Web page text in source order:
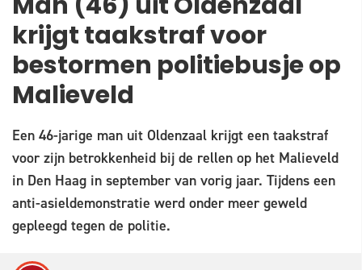
Man (46) uit Oldenzaal
krijgt taakstraf voor
bestormen politiebusje op
Malieveld
Een 46-jarige man uit Oldenzaal krijgt een taakstraf
voor zijn betrokkenheid bij de rellen op het Malieveld
in Den Haag in september van vorig jaar. Tijdens een
anti-asieldemonstratie werd onder meer geweld
gepleegd tegen de politie.